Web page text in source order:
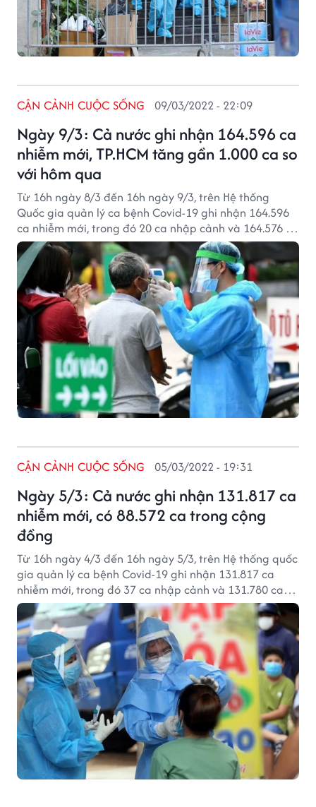
Ngày 9/3: Cả nước ghi nhận 164.596 ca
nhiễm mới, TP.HCM tăng gần 1.000 ca so
với hôm qua
CẬN CẢNH CUỘC SỐNG 09/03/2022 - 22:09
Từ 16h ngày 8/3 đến 16h ngày 9/3, trên Hệ thống
Quốc gia quản lý ca bệnh Covid-19 ghi nhận 164.596
ca nhiễm mới, trong đó 20 ca nhập cảnh và 164.576 ca
ghi nhận trong nước (tăng 2.161 ca so với ngày trước
đó) tại 63 tỉnh, thành phố (có 106.573 ca trong cộng
đồng).
Ngày 5/3: Cả nước ghi nhận 131.817 ca
nhiễm mới, có 88.572 ca trong cộng
đồng
CẬN CẢNH CUỘC SỐNG 05/03/2022 - 19:31
Từ 16h ngày 4/3 đến 16h ngày 5/3, trên Hệ thống quốc
gia quản lý ca bệnh Covid-19 ghi nhận 131.817 ca
nhiễm mới, trong đó 37 ca nhập cảnh và 131.780 ca
ghi nhận trong nước (tăng 6.212 ca so với ngày trước
đó) tại 63 tỉnh, thành phố (có 88.572 ca trong cộng
đồng).